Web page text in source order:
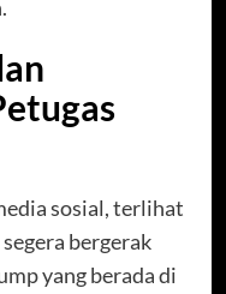
sosial, terlihat
bergerak
yang berada di